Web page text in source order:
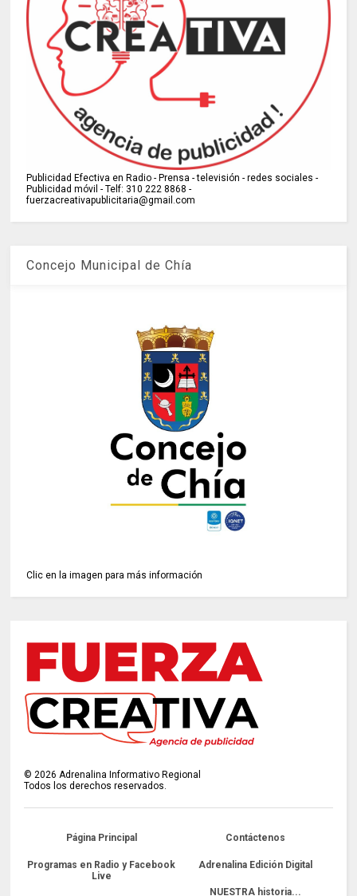
Publicidad Efectiva en Radio - Prensa - televisión - redes sociales -
Publicidad móvil - Telf: 310 222 8868 -
fuerzacreativapublicitaria@gmail.com
Concejo Municipal de Chía
Clic en la imagen para más información
©2026 Adrenalina Informativo Regional
Todos los derechos reservados.
Página Principal Contáctenos
Programas en Radio y Facebook
Live
Adrenalina Edición Digital
NUESTRA historia...